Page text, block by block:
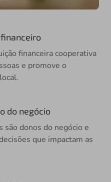
financeira cooperativa
e promove o
do negócio
são donos do negócio e
que impactam as